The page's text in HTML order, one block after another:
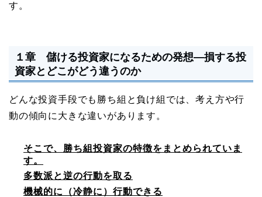
す。
１章 儲ける投資家になるための発想―損する投
資家とどこがどう違うのか
どんな投資手段でも勝ち組と負け組では、考え方や行
動の傾向に大きな違いがあります。
そこで、勝ち組投資家の特徴をまとめられていま
す。
多数派と逆の行動を取る
機械的に（冷静に）行動できる